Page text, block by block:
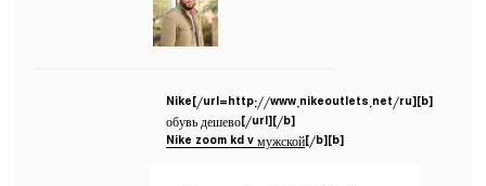
مدير عام
[b][url=http://www.nikeoutlets.net/ru/]Nike
обувь дешево[/url][/b]
[b]
Nike zoom kd v мужской[/b]